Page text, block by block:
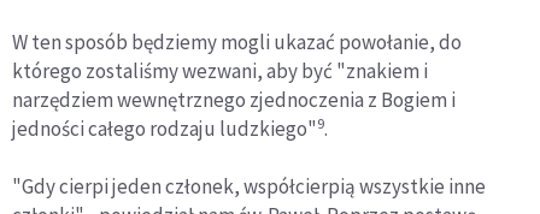
W ten sposób będziemy mogli ukazać powołanie, do
którego zostaliśmy wezwani, aby być "znakiem i
narzędziem wewnętrznego zjednoczenia z Bogiem i
jedności całego rodzaju ludzkiego"9.
"Gdy cierpi jeden członek, współcierpią wszystkie inne